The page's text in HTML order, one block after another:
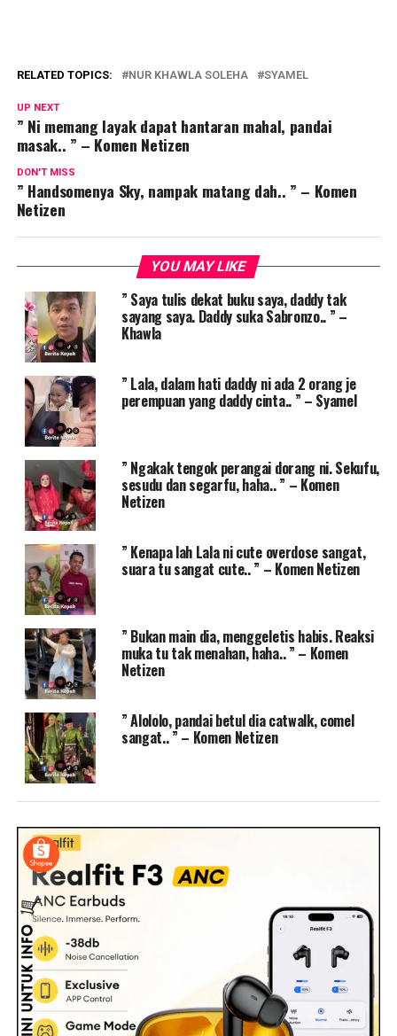
RELATED TOPICS: NUR KHAWLA SOLEHA SYAMEL
UP NEXT
” Ni memang layak dapat hantaran mahal, pandai
masak.. ” – Komen Netizen
DON'T MISS
” Handsomenya Sky, nampak matang dah.. ” – Komen
Netizen
YOU MAY LIKE
” Saya tulis dekat buku saya, daddy tak
sayang saya. Daddy suka Sabronzo.. ” –
Khawla
” Lala, dalam hati daddy ni ada 2 orang je
perempuan yang daddy cinta.. ” – Syamel
” Ngakak tengok perangai dorang ni. Sekufu,
sesudu dan segarfu, haha.. ” – Komen
Netizen
” Kenapa lah Lala ni cute overdose sangat,
suara tu sangat cute.. ” – Komen Netizen
” Bukan main dia, menggeletis habis. Reaksi
muka tu tak menahan, haha.. ” – Komen
Netizen
” Alololo, pandai betul dia catwalk, comel
sangat.. ” – Komen Netizen